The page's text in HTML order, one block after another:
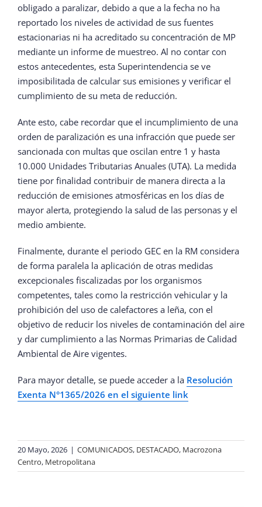
obligado a paralizar, debido a que a la fecha no ha
reportado los niveles de actividad de sus fuentes
estacionarias ni ha acreditado su concentración de MP
mediante un informe de muestreo. Al no contar con
estos antecedentes, esta Superintendencia se ve
imposibilitada de calcular sus emisiones y verificar el
cumplimiento de su meta de reducción.
Ante esto, cabe recordar que el incumplimiento de una
orden de paralización es una infracción que puede ser
sancionada con multas que oscilan entre 1 y hasta
10.000 Unidades Tributarias Anuales (UTA). La medida
tiene por finalidad contribuir de manera directa a la
reducción de emisiones atmosféricas en los días de
mayor alerta, protegiendo la salud de las personas y el
medio ambiente.
Finalmente, durante el periodo GEC en la RM considera
de forma paralela la aplicación de otras medidas
excepcionales fiscalizadas por los organismos
competentes, tales como la restricción vehicular y la
prohibición del uso de calefactores a leña, con el
objetivo de reducir los niveles de contaminación del aire
y dar cumplimiento a las Normas Primarias de Calidad
Ambiental de Aire vigentes.
Para mayor detalle, se puede acceder a la Resolución
Exenta N°1365/2026 en el siguiente link
20 Mayo, 2026 | COMUNICADOS, DESTACADO, Macrozona
Centro, Metropolitana